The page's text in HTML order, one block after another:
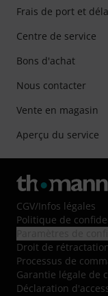
Frais de port et
Centre de service
Bons d'achat
Nous contacter
Vente en magasin
Aperçu du service
CGV/Infos légales
Politique de
Droit de
Processus de
Garantie légale de
Déclaration